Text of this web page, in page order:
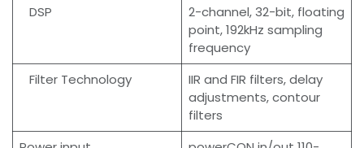
DSP
2-channel, 32-bit, floating
point, 192kHz sampling
frequency
Filter Technology
IIR and FIR filters, delay
adjustments, contour
filters